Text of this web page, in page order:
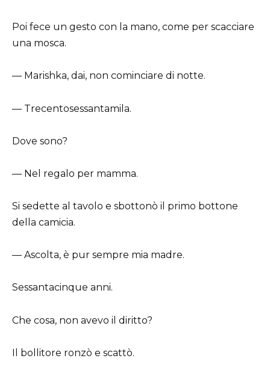
Poi fece un gesto con la mano, come per scacciare
una mosca.
— Marishka, dai, non cominciare di notte.
— Trecentosessantamila.
Dove sono?
— Nel regalo per mamma.
Si sedette al tavolo e sbottonò il primo bottone
della camicia.
— Ascolta, è pur sempre mia madre.
Sessantacinque anni.
Che cosa, non avevo il diritto?
Il bollitore ronzò e scattò.